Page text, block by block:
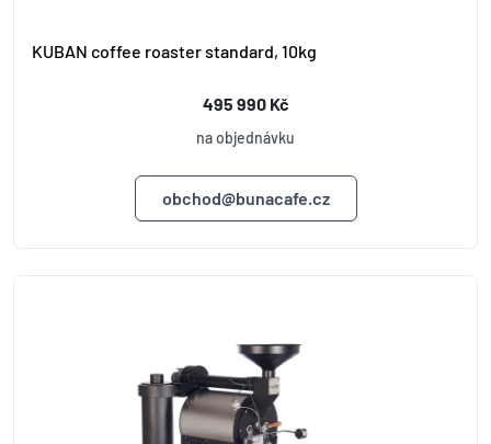
KUBAN coffee roaster standard, 10kg
495 990 Kč
na objednávku
obchod@bunacafe.cz